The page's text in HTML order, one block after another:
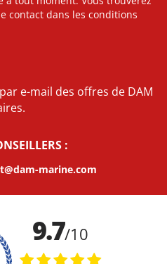
contact dans les conditions
e-mail des offres de DAM
:
marine.com